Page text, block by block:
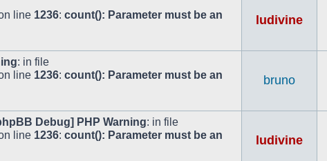
line 1236: count(): Parameter must be an
ludivine
: in file
line 1236: count(): Parameter must be an
bruno
Debug] PHP Warning: in file
line 1236: count(): Parameter must be an
ludivine